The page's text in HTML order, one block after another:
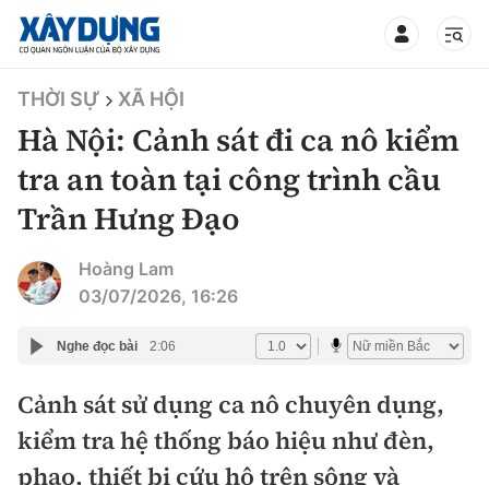
TIN BỘ XÂY DỰNG
CHUYÊN MỤC
Mới nhất
Thời sự
Chính trị
Xã hội
Xây dựng
Chỉ đạo điều hành
Giao thông
THỜI SỰ XÃ HỘI
Hà Nội: Cảnh sát đi ca nô kiểm
tra an toàn tại công trình cầu
Trần Hưng Đạo
Hoàng Lam
03/07/2026, 16:26
Nghe đọc bài 2:06
Cảnh sát sử dụng ca nô chuyên dụng,
kiểm tra hệ thống báo hiệu như đèn,
phao, thiết bị cứu hộ trên sông và